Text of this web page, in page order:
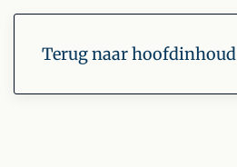
Terug naar hoofdinhoud